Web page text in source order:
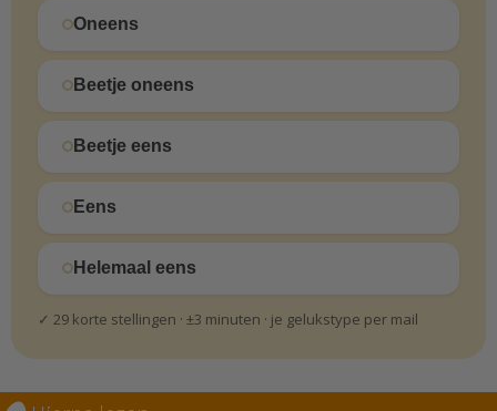
Oneens
Beetje oneens
Beetje eens
Eens
Helemaal eens
✓ 29 korte stellingen · ±3 minuten · je gelukstype per mail